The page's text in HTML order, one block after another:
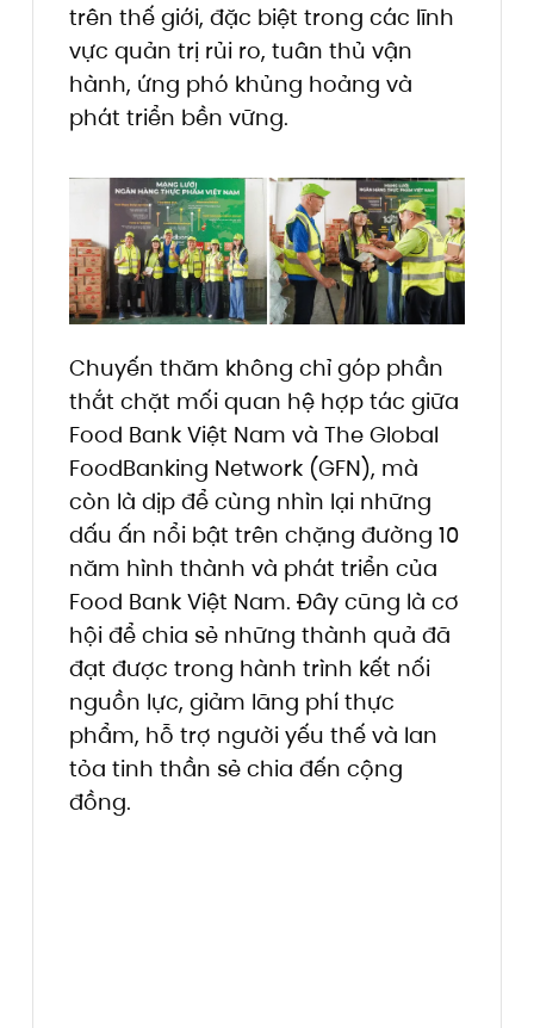
trên thế giới, đặc biệt trong các lĩnh
vực quản trị rủi ro, tuân thủ vận
hành, ứng phó khủng hoảng và
phát triển bền vững.
Chuyến thăm không chỉ góp phần
thắt chặt mối quan hệ hợp tác giữa
Food Bank Việt Nam và The Global
FoodBanking Network (GFN), mà
còn là dịp để cùng nhìn lại những
dấu ấn nổi bật trên chặng đường 10
năm hình thành và phát triển của
Food Bank Việt Nam. Đây cũng là cơ
hội để chia sẻ những thành quả đã
đạt được trong hành trình kết nối
nguồn lực, giảm lãng phí thực
phẩm, hỗ trợ người yếu thế và lan
tỏa tinh thần sẻ chia đến cộng
đồng.